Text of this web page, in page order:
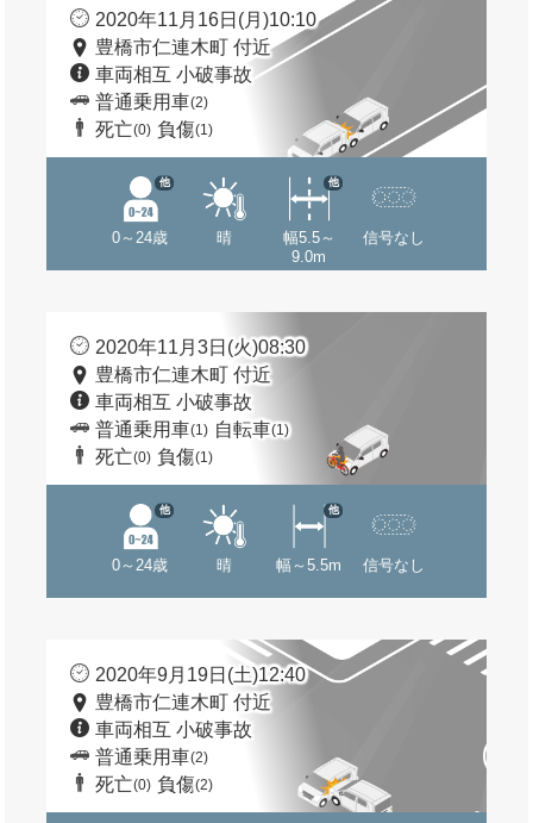
2020年11月16日(月)10:10
豊橋市仁連木町 付近
車両相互 小破事故
普通乗用車(2)
死亡(0) 負傷(1)
0～24歳
他
晴
幅5.5～
9.0m
他
信号なし
2020年11月3日(火)08:30
豊橋市仁連木町 付近
車両相互 小破事故
普通乗用車(1) 自転車(1)
死亡(0) 負傷(1)
0～24歳
他
晴 幅～5.5m
他
信号なし
2020年9月19日(土)12:40
豊橋市仁連木町 付近
車両相互 小破事故
普通乗用車(2)
死亡(0) 負傷(2)